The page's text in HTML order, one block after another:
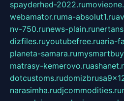
spayderhed-2022.ru
webamator.ruma-absolut1.ru
nv-750.runews-plain.ru
dizfiles.ruyoutubefree.ruaria-
planeta-samara.ru
matrasy-kemerovo.ru
dotcustoms.ru
narasimha.rudjcommodities.ru